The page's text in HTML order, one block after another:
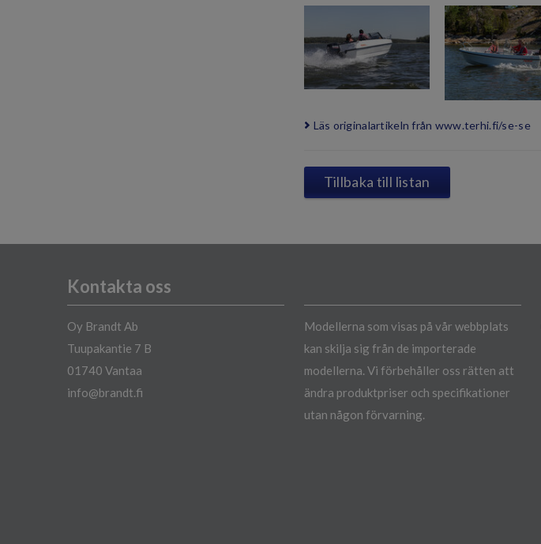
Läs originalartikeln från www.terhi.fi/se-se
Tillbaka till listan
Kontakta oss
Oy Brandt Ab
Tuupakantie 7 B
01740 Vantaa
info@brandt.fi
Modellerna som visas på vår webbplats
kan skilja sig från de importerade
modellerna. Vi förbehåller oss rätten att
ändra produktpriser och specifikationer
utan någon förvarning.